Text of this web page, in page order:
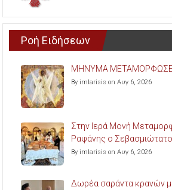
Ροή Ειδήσεων
ΜΗΝΥΜΑ
By imlarisis on Αυγ 6, 2026
Στην Ιερά Μονή
Ραψάνης ο
By imlarisis on Αυγ 6, 2026
Δωρέα σαράντα κρανών